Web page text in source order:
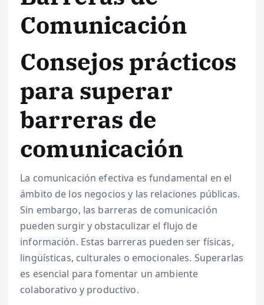
Comunicación
Consejos prácticos
para superar
barreras de
comunicación
La comunicación efectiva es fundamental en el
ámbito de los negocios y las relaciones públicas.
Sin embargo, las barreras de comunicación
pueden surgir y obstaculizar el flujo de
información. Estas barreras pueden ser físicas,
lingüísticas, culturales o emocionales. Superarlas
es esencial para fomentar un ambiente
colaborativo y productivo.